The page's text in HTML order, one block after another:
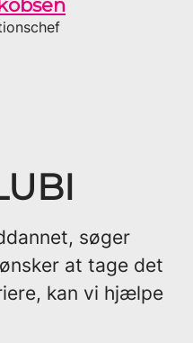
søger
at tage det
kan vi hjælpe